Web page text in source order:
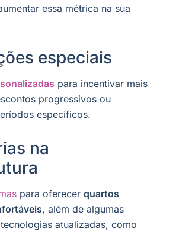
essa métrica na sua
especiais
para incentivar mais
progressivos ou
específicos.
na
para oferecer quartos
, além de algumas
atualizadas, como